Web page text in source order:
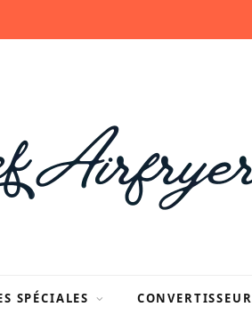
SPÉCIALES CONVERTISSEUR